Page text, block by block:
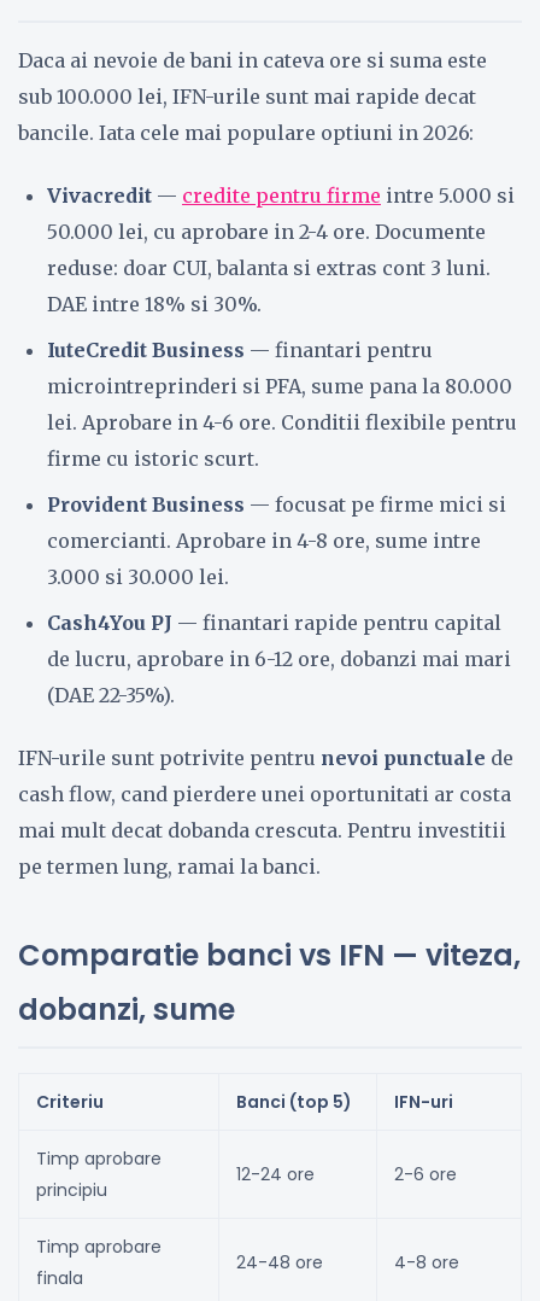
Daca ai nevoie de bani in cateva ore si suma este
sub 100.000 lei, IFN-urile sunt mai rapide decat
bancile. Iata cele mai populare optiuni in 2026:
Vivacredit — credite pentru firme intre 5.000 si
50.000 lei, cu aprobare in 2-4 ore. Documente
reduse: doar CUI, balanta si extras cont 3 luni.
DAE intre 18% si 30%.
IuteCredit Business — finantari pentru
microintreprinderi si PFA, sume pana la 80.000
lei. Aprobare in 4-6 ore. Conditii flexibile pentru
firme cu istoric scurt.
Provident Business — focusat pe firme mici si
comercianti. Aprobare in 4-8 ore, sume intre
3.000 si 30.000 lei.
Cash4You PJ — finantari rapide pentru capital
de lucru, aprobare in 6-12 ore, dobanzi mai mari
(DAE 22-35%).
IFN-urile sunt potrivite pentru nevoi punctuale de
cash flow, cand pierdere unei oportunitati ar costa
mai mult decat dobanda crescuta. Pentru investitii
pe termen lung, ramai la banci.
Comparatie banci vs IFN — viteza,
dobanzi, sume
Criteriu Banci (top 5) IFN-uri
Timp aprobare
principiu
12-24 ore 2-6 ore
Timp aprobare
finala
24-48 ore 4-8 ore